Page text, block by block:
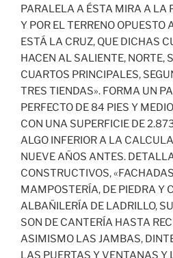
PARALELA A ÉSTA MIRA A LA
Y POR EL TERRENO
ESTÁ LA CRUZ, QUE DICHAS
HACEN AL SALIENTE, NORTE,
CUARTOS PRINCIPALES,
TRES TIENDAS». FORMA UN
PERFECTO DE 84 PIES Y
CON UNA SUPERFICIE DE
ALGO INFERIOR A LA
NUEVE AÑOS ANTES.
CONSTRUCTIVOS,
MAMPOSTERÍA, DE PIEDRA Y
ALBAÑILERÍA DE LADRILLO,
SON DE CANTERÍA HASTA
ASIMISMO LAS JAMBAS,
LAS PUERTAS Y VENTANAS Y